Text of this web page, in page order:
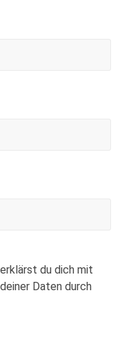
du dich mit
Daten durch